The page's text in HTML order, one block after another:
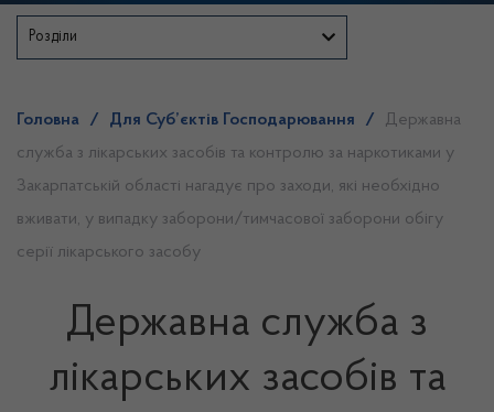
Розділи
Головна / Для Суб’єктів Господарювання /
Державна
служба з лікарських засобів та контролю за наркотиками у
Закарпатській області нагадує про заходи, які необхідно
вживати, у випадку заборони/тимчасової заборони обігу
серії лікарського засобу
Державна служба з
лікарських засобів та